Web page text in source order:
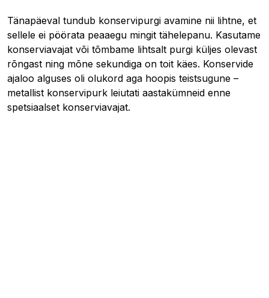
Tänapäeval tundub konservipurgi avamine nii lihtne, et
sellele ei pöörata peaaegu mingit tähelepanu. Kasutame
konserviavajat või tõmbame lihtsalt purgi küljes olevast
rõngast ning mõne sekundiga on toit käes. Konservide
ajaloo alguses oli olukord aga hoopis teistsugune –
metallist konservipurk leiutati aastakümneid enne
spetsiaalset konserviavajat.